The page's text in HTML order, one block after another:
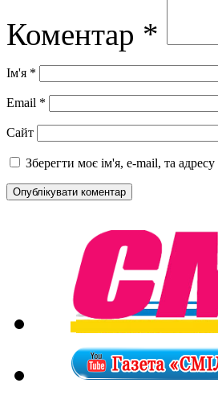
Коментар *
Ім'я *
Email *
Сайт
Зберегти моє ім'я, e-mail, та